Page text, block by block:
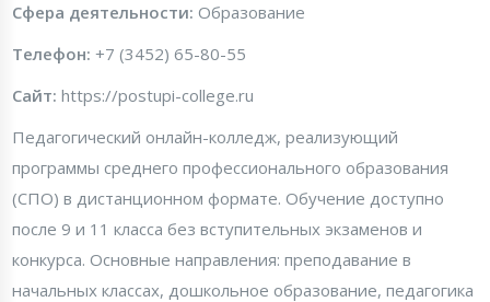
Сфера деятельности: Образование
Телефон: +7 (3452) 65-80-55
Сайт: https://postupi-college.ru
Педагогический онлайн-колледж, реализующий
программы среднего профессионального образования
(СПО) в дистанционном формате. Обучение доступно
после 9 и 11 класса без вступительных экзаменов и
конкурса. Основные направления: преподавание в
начальных классах, дошкольное образование, педагогика